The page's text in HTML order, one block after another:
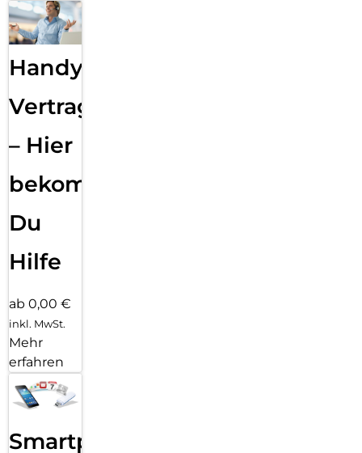
Handy
Vertragsabwicklung
– Hier
bekommst
Du
Hilfe
ab 0,00 €
inkl. MwSt.
Mehr
erfahren
Smartphone